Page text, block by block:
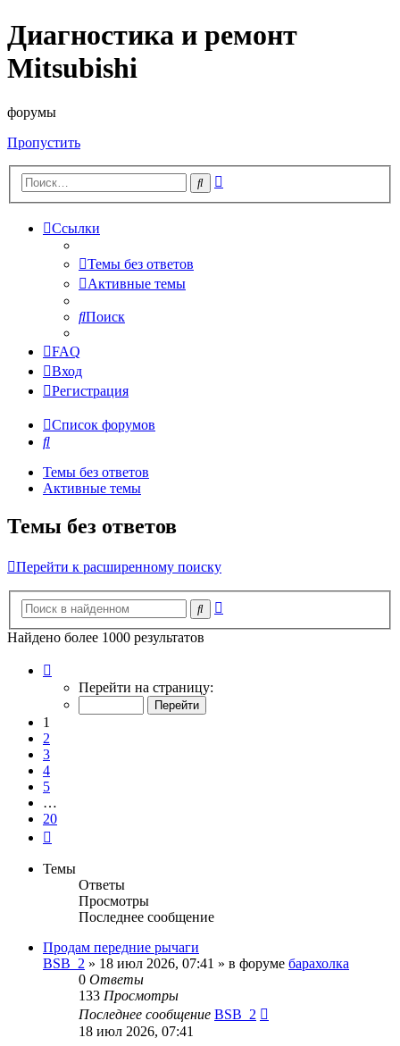
Диагностика и ремонт
Mitsubishi
форумы
Пропустить
Поиск
Ссылки
Темы без ответов
Активные темы
Поиск
FAQ
Вход
Регистрация
Список форумов
Поиск
Темы без ответов
Активные темы
Темы без ответов
Перейти к расширенному поиску
Поиск
Найдено более 1000 результатов
Перейти на страницу:
1
2
3
4
5
…
20
Темы
Ответы
Просмотры
Последнее сообщение
Продам передние рычаги
BSB_2 » 18 июл 2026, 07:41 » в форуме барахолка
0 Ответы
133 Просмотры
Последнее сообщение BSB_2
18 июл 2026, 07:41